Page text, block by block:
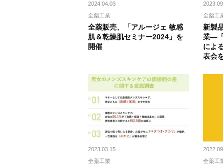
2024.04.03
全薬工業
全薬販売、「アルージェ 敏感
肌＆乾燥肌セミナー2024」を
開催
全薬工
新製
業―「
によ
表会
2023.03.15
全薬工業
全薬工